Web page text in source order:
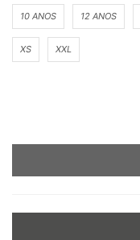
10 ANOS 12 ANOS
XS XXL